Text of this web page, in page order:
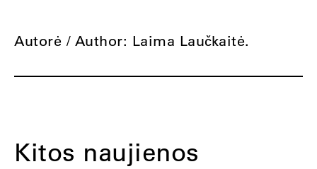
Autorė / Author: Laima Laučkaitė.
Kitos naujienos